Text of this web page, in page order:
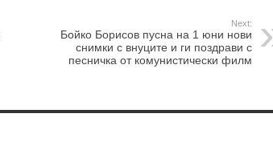
Next:
Бойко Борисов пусна на 1 юни нови
снимки с внуците и ги поздрави с
песничка от комунистически филм